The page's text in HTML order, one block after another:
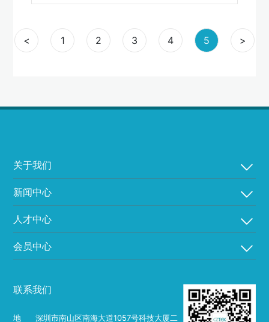
< 1 2 3 4 5 >
关于我们
新闻中心
人才中心
会员中心
联系我们
地 深圳市南山区南海大道1057号科技大厦二